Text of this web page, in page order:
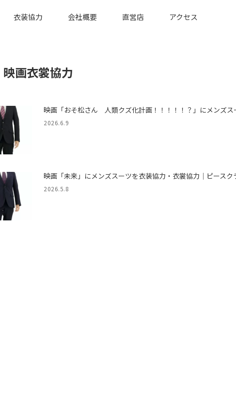
衣装協力 会社概要 直営店 アクセス
映画衣裳協力
映画「おそ松さん 人類クズ化計画！！！！！？」にメンズス
2026.6.9
映画「未来」にメンズスーツを衣装協力・衣裳協力｜ピースク
2026.5.8